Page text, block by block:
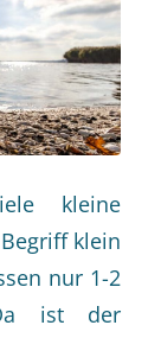
kleine
klein
nur 1-2
ist der